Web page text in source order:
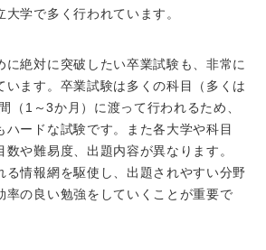
学で多く行われています。
に絶対に突破したい卒業試験も、非常に
います。卒業試験は多くの科目（多くは
（1～3か月）に渡って行われるため、
ハードな試験です。また各大学や科目
数や難易度、出題内容が異なります。
る情報網を駆使し、出題されやすい分野
率の良い勉強をしていくことが重要で